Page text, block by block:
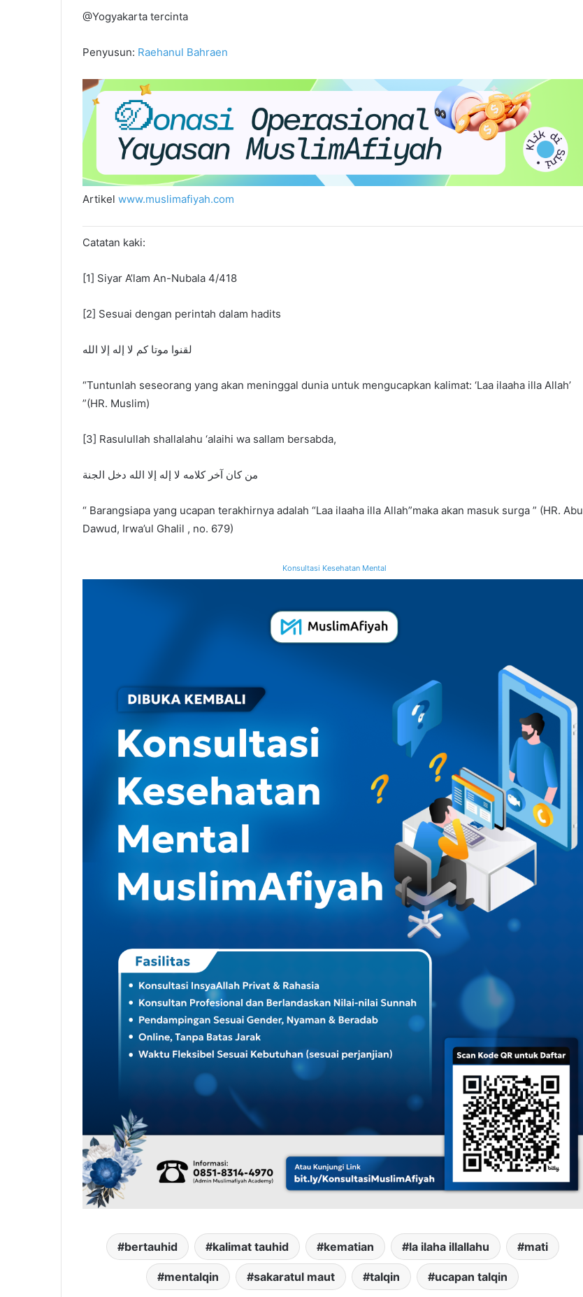
@Yogyakarta tercinta
Penyusun: Raehanul Bahraen
Artikel www.muslimafiyah.com
Catatan kaki:
[1] Siyar A’lam An-Nubala 4/418
[2] Sesuai dengan perintah dalam hadits
ﻟﻘﻨﻮﺍ ﻣﻮﺗﺎ ﻛﻢ ﻻ ﺇﻟﻪ ﺇﻻ ﺍﻟﻠﻪ
“Tuntunlah seseorang yang akan meninggal dunia untuk mengucapkan kalimat: ‘Laa ilaaha illa Allah’
”(HR. Muslim)
[3] Rasulullah shallalahu ‘alaihi wa sallam bersabda,
ﻣﻦ ﻛﺎﻥ ﺁﺧﺮ ﻛﻼﻣﻪ ﻻ ﺇﻟﻪ ﺇﻻ ﺍﻟﻠﻪ ﺩﺧﻞ ﺍﻟﺠﻨﺔ
“ Barangsiapa yang ucapan terakhirnya adalah “Laa ilaaha illa Allah”maka akan masuk surga ” (HR. Abu
Dawud, Irwa’ul Ghalil , no. 679)
Konsultasi Kesehatan Mental
bertauhid kalimat tauhid kematian la ilaha illallahu mati
mentalqin sakaratul maut talqin ucapan talqin